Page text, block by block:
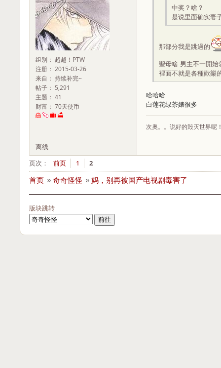
组别： 超越！PTW
注册： 2015-03-26
来自： 持续补完~
帖子： 5,291
主题： 41
财富： 70天使币
中奖？啥？
是说里面确实妻
那部分我是跳過的
聖母啥 男主不一開始
裡面不就是各種歡樂
哈哈哈
白莲花绿茶婊很多
次奥。。说好的毁灭世界呢
离线
页次：
前页 1 2
首页 » 奇奇怪怪 » 妈，别再被国产电视剧毒害了
版块跳转